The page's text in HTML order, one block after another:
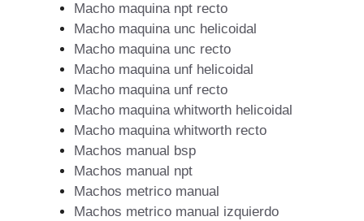
Macho maquina npt recto
Macho maquina unc helicoidal
Macho maquina unc recto
Macho maquina unf helicoidal
Macho maquina unf recto
Macho maquina whitworth helicoidal
Macho maquina whitworth recto
Machos manual bsp
Machos manual npt
Machos metrico manual
Machos metrico manual izquierdo